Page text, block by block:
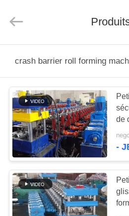
LA
MAISON
PRODUITS
PROPOS
DE
NOUS
International
Trading
All
crash barrier roll forming
de
-